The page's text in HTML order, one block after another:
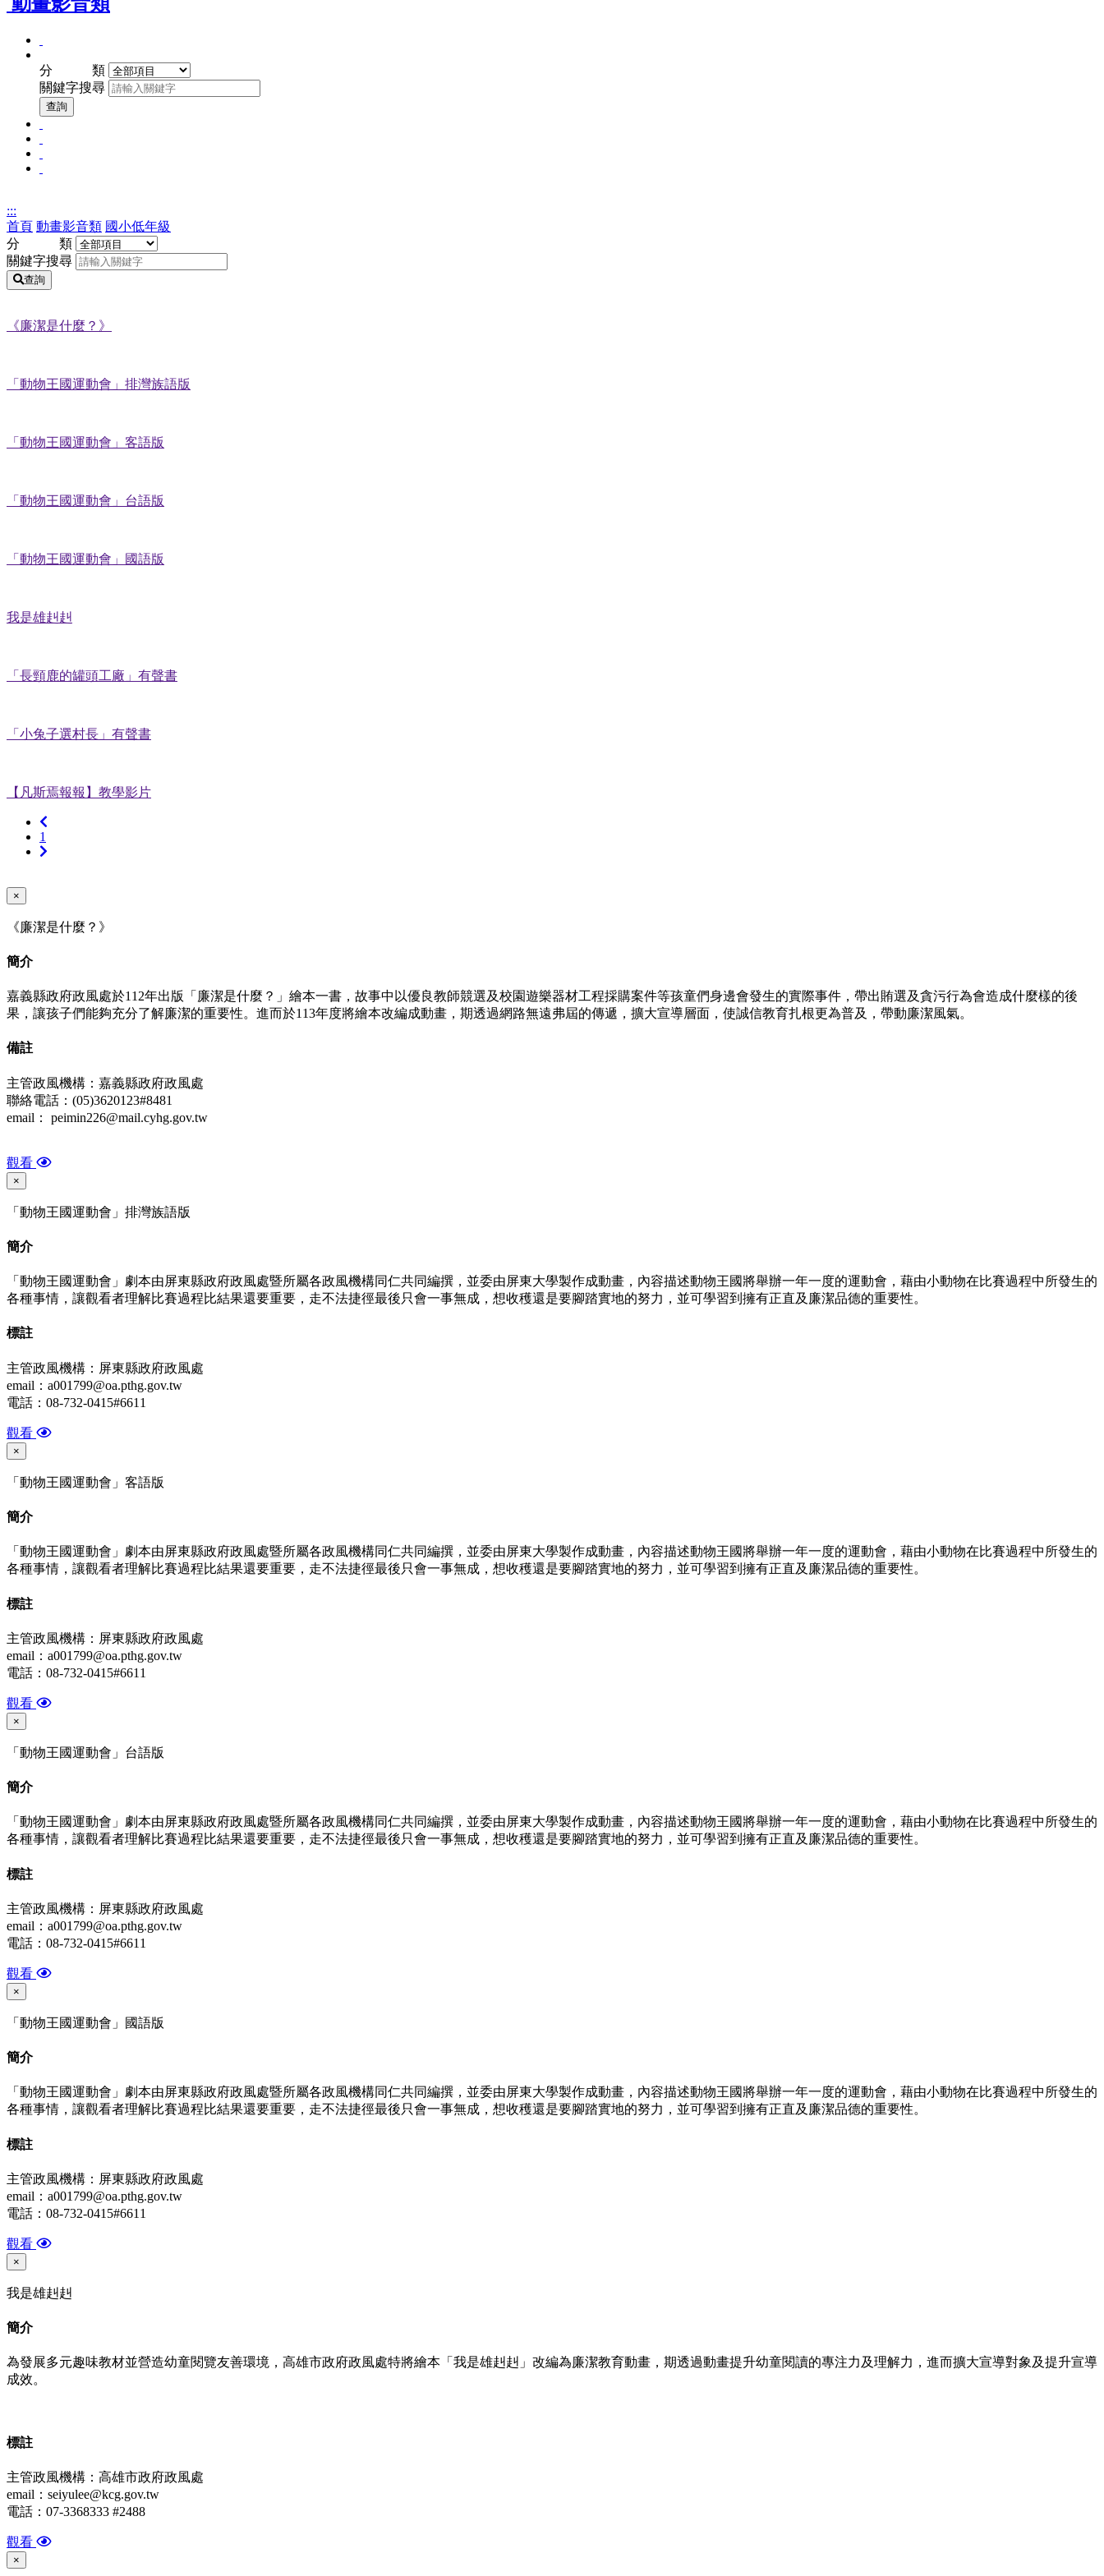
齡
適
用
鍵
字
查
分 類
關鍵字搜尋
查詢
兒
(學
齡
小
低
小
年
以
上
:::
首頁 動畫影音類 國小低年級
分 類
關鍵字搜尋
查詢
《廉潔是什麼？》
「動物王國運動會」排灣族語版
「動物王國運動會」客語版
「動物王國運動會」台語版
「動物王國運動會」國語版
我是雄赳赳
「長頸鹿的罐頭工廠」有聲書
「小兔子選村長」有聲書
【凡斯焉報報】教學影片
上
一
頁
1
下
×
《廉潔是什麼？》
簡介
嘉義縣政府政風處於112年出版「廉潔是什麼？」繪本一書，故事中以優良教師競選及校園遊樂器材工程採購案件等孩童們身邊會發生的實際事件，帶出賄選及貪污行為會造成什麼樣的後
果，讓孩子們能夠充分了解廉潔的重要性。進而於113年度將繪本改編成動畫，期透過網路無遠弗屆的傳遞，擴大宣導層面，使誠信教育扎根更為普及，帶動廉潔風氣。
備註
主管政風機構：嘉義縣政府政風處
聯絡電話：(05)3620123#8481
email： peimin226@mail.cyhg.gov.tw
觀看
×
「動物王國運動會」排灣族語版
簡介
「動物王國運動會」劇本由屏東縣政府政風處暨所屬各政風機構同仁共同編撰，並委由屏東大學製作成動畫，內容描述動物王國將舉辦一年一度的運動會，藉由小動物在比賽過程中所發生的
各種事情，讓觀看者理解比賽過程比結果還要重要，走不法捷徑最後只會一事無成，想收穫還是要腳踏實地的努力，並可學習到擁有正直及廉潔品德的重要性。
標註
主管政風機構：屏東縣政府政風處
email：a001799@oa.pthg.gov.tw
電話：08-732-0415#6611
觀看
×
「動物王國運動會」客語版
簡介
「動物王國運動會」劇本由屏東縣政府政風處暨所屬各政風機構同仁共同編撰，並委由屏東大學製作成動畫，內容描述動物王國將舉辦一年一度的運動會，藉由小動物在比賽過程中所發生的
各種事情，讓觀看者理解比賽過程比結果還要重要，走不法捷徑最後只會一事無成，想收穫還是要腳踏實地的努力，並可學習到擁有正直及廉潔品德的重要性。
標註
主管政風機構：屏東縣政府政風處
email：a001799@oa.pthg.gov.tw
電話：08-732-0415#6611
觀看
×
「動物王國運動會」台語版
簡介
「動物王國運動會」劇本由屏東縣政府政風處暨所屬各政風機構同仁共同編撰，並委由屏東大學製作成動畫，內容描述動物王國將舉辦一年一度的運動會，藉由小動物在比賽過程中所發生的
各種事情，讓觀看者理解比賽過程比結果還要重要，走不法捷徑最後只會一事無成，想收穫還是要腳踏實地的努力，並可學習到擁有正直及廉潔品德的重要性。
標註
主管政風機構：屏東縣政府政風處
email：a001799@oa.pthg.gov.tw
電話：08-732-0415#6611
觀看
×
「動物王國運動會」國語版
簡介
「動物王國運動會」劇本由屏東縣政府政風處暨所屬各政風機構同仁共同編撰，並委由屏東大學製作成動畫，內容描述動物王國將舉辦一年一度的運動會，藉由小動物在比賽過程中所發生的
各種事情，讓觀看者理解比賽過程比結果還要重要，走不法捷徑最後只會一事無成，想收穫還是要腳踏實地的努力，並可學習到擁有正直及廉潔品德的重要性。
標註
主管政風機構：屏東縣政府政風處
email：a001799@oa.pthg.gov.tw
電話：08-732-0415#6611
觀看
×
我是雄赳赳
簡介
為發展多元趣味教材並營造幼童閱覽友善環境，高雄市政府政風處特將繪本「我是雄赳赳」改編為廉潔教育動畫，期透過動畫提升幼童閱讀的專注力及理解力，進而擴大宣導對象及提升宣導
成效。
標註
主管政風機構：高雄市政府政風處
email：seiyulee@kcg.gov.tw
電話：07-3368333 #2488
觀看
×